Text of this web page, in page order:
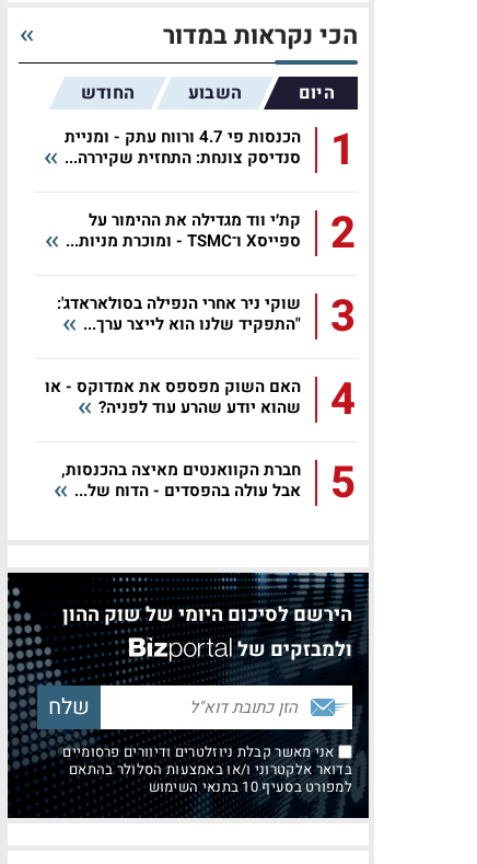
הכי נקראות במדור
היום השבוע החודש
1
הכנסות פי 4.7 ורווח עתק - ומניית
סנדיסק צונחת: התחזית שקיררה...
2
קת׳י ווד מגדילה את ההימור על
ספייסX ו־TSMC - ומוכרת מניות...
3
שוקי ניר אחרי הנפילה בסולאראדג':
"התפקיד שלנו הוא לייצר ערך...
4
האם השוק מפספס את אמדוקס - או
שהוא יודע שהרע עוד לפניה?
5
חברת הקוואנטים מאיצה בהכנסות,
אבל עולה בהפסדים - הדוח של...
הירשם לסיכום היומי של שוק ההון
ולמבזקים של
אני מאשר קבלת ניוזלטרים ודיוורים פרסומיים
בדואר אלקטרוני ו/או באמצעות הסלולר בהתאם
למפורט בסעיף 10 בתנאי השימוש